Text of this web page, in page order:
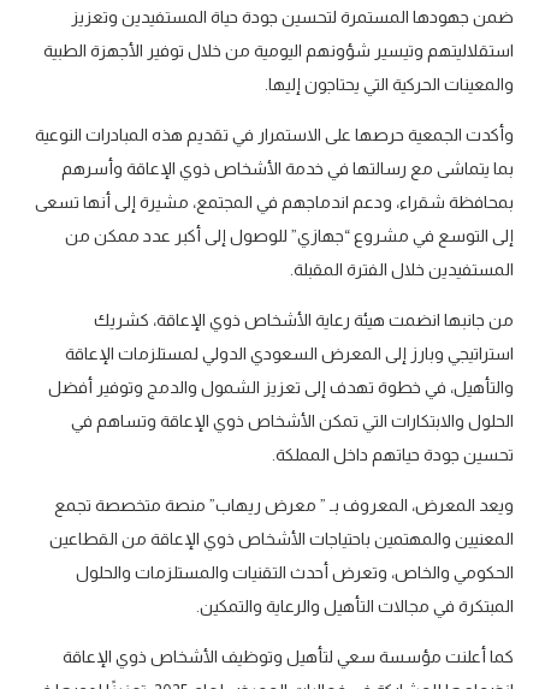
ضمن جهودها المستمرة لتحسين جودة حياة المستفيدين وتعزيز
استقلاليتهم وتيسير شؤونهم اليومية من خلال توفير الأجهزة الطبية
والمعينات الحركية التي يحتاجون إليها.
وأكدت الجمعية حرصها على الاستمرار في تقديم هذه المبادرات النوعية
بما يتماشى مع رسالتها في خدمة الأشخاص ذوي الإعاقة وأسرهم
بمحافظة شقراء، ودعم اندماجهم في المجتمع، مشيرة إلى أنها تسعى
إلى التوسع في مشروع “جهازي” للوصول إلى أكبر عدد ممكن من
المستفيدين خلال الفترة المقبلة.
من جانبها انضمت هيئة رعاية الأشخاص ذوي الإعاقة، كشريك
استراتيجي وبارز إلى المعرض السعودي الدولي لمستلزمات الإعاقة
والتأهيل، في خطوة تهدف إلى تعزيز الشمول والدمج وتوفير أفضل
الحلول والابتكارات التي تمكن الأشخاص ذوي الإعاقة وتساهم في
تحسين جودة حياتهم داخل المملكة.
ويعد المعرض، المعروف بـ ” معرض ريهاب” منصة متخصصة تجمع
المعنيين والمهتمين باحتياجات الأشخاص ذوي الإعاقة من القطاعين
الحكومي والخاص، وتعرض أحدث التقنيات والمستلزمات والحلول
المبتكرة في مجالات التأهيل والرعاية والتمكين.
كما أعلنت مؤسسة سعي لتأهيل وتوظيف الأشخاص ذوي الإعاقة